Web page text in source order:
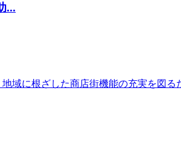
...
域に根ざした商店街機能の充実を図